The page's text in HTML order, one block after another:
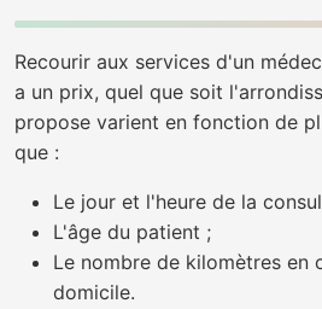
Recourir aux services d'un
a un prix, quel que soit
propose varient en fonction de
que :
Le jour et l'heure de la
L'âge du patient ;
Le nombre de kilomètres en
domicile.